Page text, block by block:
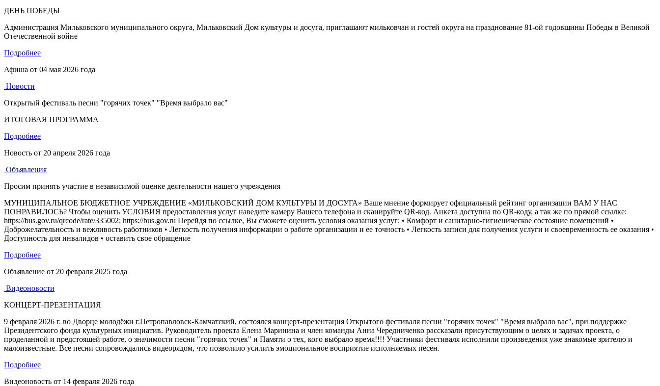
ДЕНЬ ПОБЕДЫ
Администрация Мильковского муниципального округа, Мильковский Дом культуры и досуга, приглашают мильковчан и гостей округа на празднование 81-ой годовщины Победы в Великой
Отечественной войне
Подробнее
Афиша от 04 мая 2026 года
Новости
Открытый фестиваль песни "горячих точек" "Время выбрало вас"
ИТОГОВАЯ ПРОГРАММА
Подробнее
Новость от 20 апреля 2026 года
Объявления
Просим принять участие в независимой оценке деятельности нашего учреждения
МУНИЦИПАЛЬНОЕ БЮДЖЕТНОЕ УЧРЕЖДЕНИЕ «МИЛЬКОВСКИЙ ДОМ КУЛЬТУРЫ И ДОСУГА» Ваше мнение формирует официальный рейтинг организации ВАМ У НАС
ПОНРАВИЛОСЬ? Чтобы оценить УСЛОВИЯ предоставления услуг наведите камеру Вашего телефона и сканируйте QR-код. Анкета доступна по QR-коду, а так же по прямой ссылке:
https://bus.gov.ru/qrcode/rate/335002; https://bus.gov.ru Перейдя по ссылке, Вы сможете оценить условия оказания услуг: • Комфорт и санитарно-гигиеническое состояние помещений •
Доброжелательность и вежливость работников • Легкость получения информации о работе организации и ее точность • Легкость записи для получения услуги и своевременность ее оказания •
Доступность для инвалидов • оставить свое обращение
Подробнее
Объявление от 20 февраля 2025 года
Видеоновости
КОНЦЕРТ-ПРЕЗЕНТАЦИЯ
9 февраля 2026 г. во Дворце молодёжи г.Петропавловск-Камчатский, состоялся концерт-презентация Открытого фестиваля песни "горячих точек" "Время выбрало вас", при поддержке
Президентского фонда культурных инициатив. Руководитель проекта Елена Маринина и член команды Анна Чередниченко рассказали присутствующим о целях и задачах проекта, о
проделанной и предстоящей работе, о значимости песни "горячих точек" и Памяти о тех, кого выбрало время!!!! Участники фестиваля исполнили произведения уже знакомые зрителю и
малоизвестные. Все песни сопровождались видеорядом, что позволило усилить эмоциональное восприятие исполняемых песен.
Подробнее
Видеоновость от 14 февраля 2026 года